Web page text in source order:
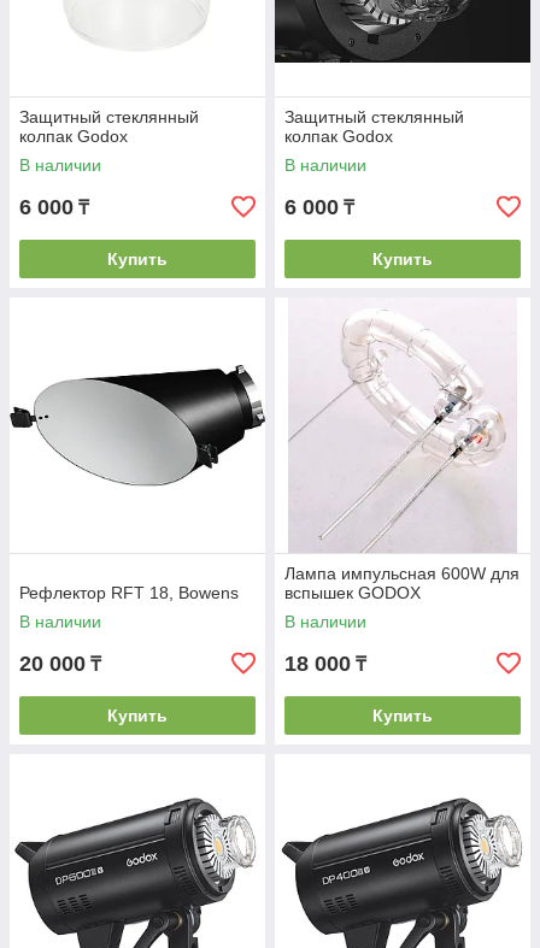
Защитный стеклянный
колпак Godox
В наличии
6 000 ₸
Купить
Защитный стеклянный
колпак Godox
В наличии
6 000 ₸
Купить
Рефлектор RFT 18, Bowens
В наличии
20 000 ₸
Купить
Лампа импульсная 600W для
вспышек GODOX
В наличии
18 000 ₸
Купить